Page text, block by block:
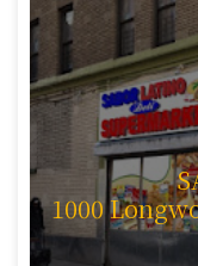
1000